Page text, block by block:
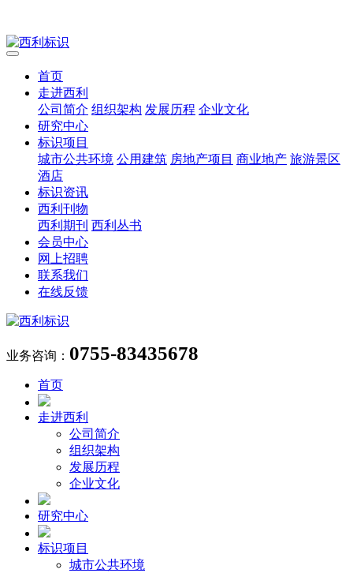
首页
走进西利
公司简介 组织架构 发展历程 企业文化
研究中心
标识项目
城市公共环境 公用建筑 房地产项目 商业地产 旅游景区
酒店
标识资讯
西利刊物
西利期刊 西利丛书
会员中心
网上招聘
联系我们
在线反馈
业务咨询： 0755-83435678
首页
走进西利
公司简介
组织架构
发展历程
企业文化
研究中心
标识项目
城市公共环境